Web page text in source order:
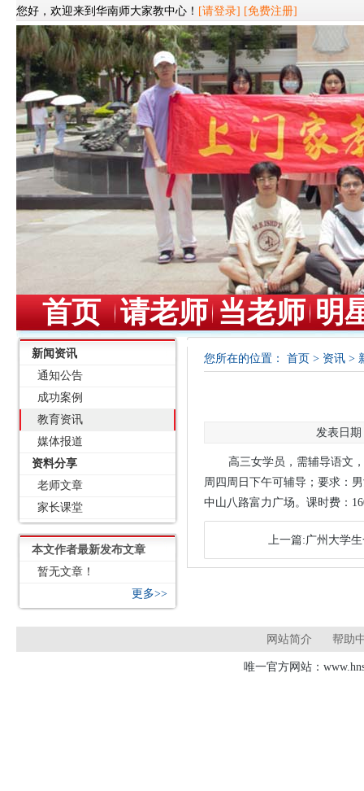
您好，欢迎来到华南师大家教中心！ [请登录] [免费注册]
首页 请老师 当老师 明
新闻资讯
通知公告
成功案例
教育资讯
媒体报道
资料分享
老师文章
家长课堂
本文作者最新发布文章
暂无文章！
更多>>
您所在的位置： 首页 > 资讯 >
发表日期
高三女学员，需辅导语文
周四周日下午可辅导；要求：
中山八路富力广场。课时费：
上一篇:广州大学
网站简介 帮助
唯一官方网站：